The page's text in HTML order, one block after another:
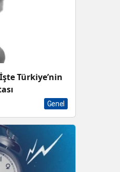
Türkiye’nin
Genel